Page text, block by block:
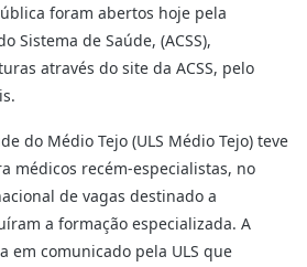
foram abertos hoje pela
Sistema de Saúde, (ACSS),
através do site da ACSS, pelo
do Médio Tejo (ULS Médio Tejo) teve
médicos recém-especialistas, no
de vagas destinado a
a formação especializada. A
em comunicado pela ULS que